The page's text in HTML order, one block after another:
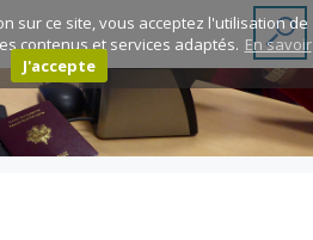
des
sur ce site, vous acceptez l'utilisation de
contenus et services adaptés. En savoir
J'accepte